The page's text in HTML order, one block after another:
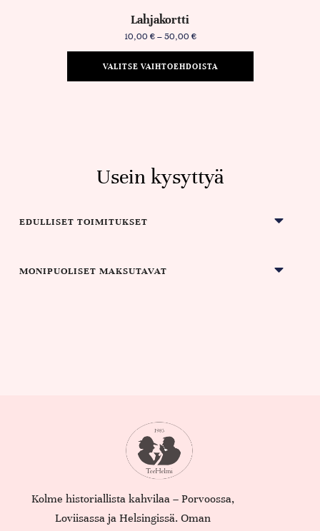
Lahjakortti
10,00 € – 50,00 €
VALITSE VAIHTOEHDOISTA
Usein kysyttyä
EDULLISET TOIMITUKSET
MONIPUOLISET MAKSUTAVAT
Kolme historiallista kahvilaa – Porvoossa,
Loviisassa ja Helsingissä. Oman